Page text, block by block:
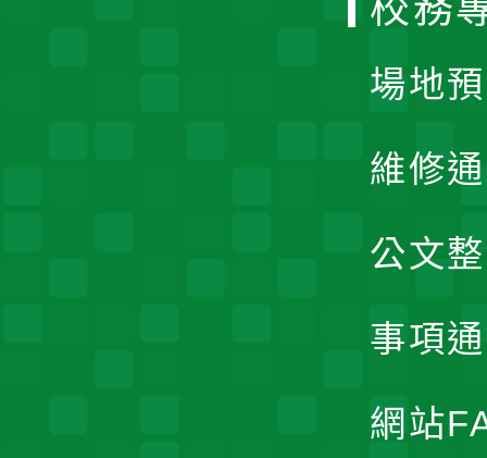
場地
維修
公文
事項
網站